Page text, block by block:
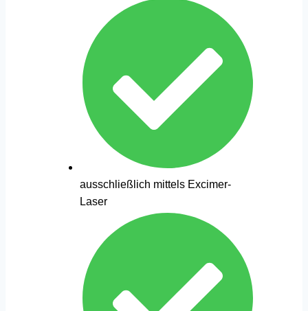
ausschließlich mittels Excimer-
Laser